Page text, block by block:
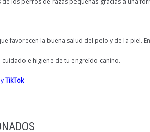
favorecen la buena salud del pelo y de la piel.
e higiene de tu engreído canino.
TikTok